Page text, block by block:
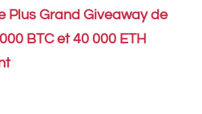
Plus Grand Giveaway de
BTC et 40 000 ETH